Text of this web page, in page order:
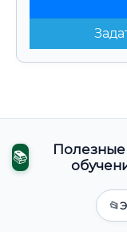
📚
📂